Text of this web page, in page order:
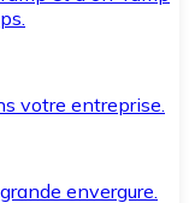
votre entreprise.
envergure.